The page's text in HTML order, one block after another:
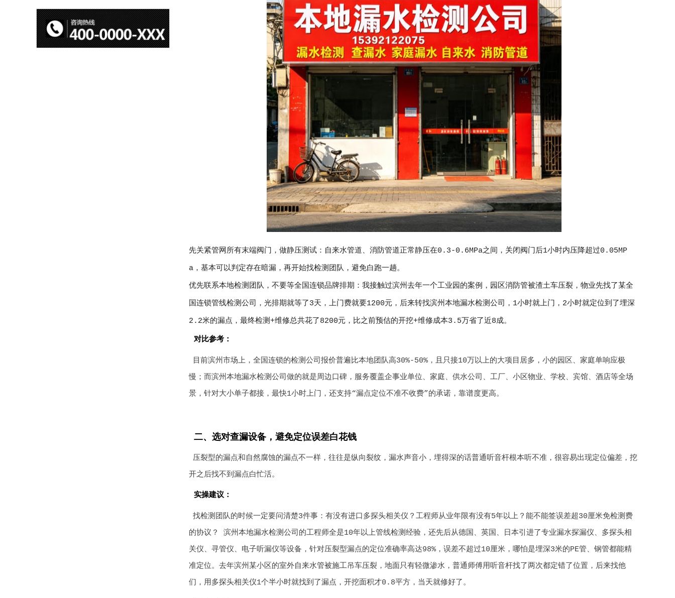
程类项目报价
6，工程类检测收费
标准详解
先关紧管网所有末端阀门，做静压测试：自来水管道、消防管道正常静压在0.3-0.6MPa之间，关闭阀门后1小时内压降超过0.05MP
a，基本可以判定存在暗漏，再开始找检测团队，避免白跑一趟。
优先联系本地检测团队，不要等全国连锁品牌排期：我接触过滨州去年一个工业园的案例，园区消防管被渣土车压裂，物业先找了某全
国连锁管线检测公司，光排期就等了3天，上门费就要1200元，后来转找滨州本地漏水检测公司，1小时就上门，2小时就定位到了埋深
2.2米的漏点，最终检测+维修总共花了8200元，比之前预估的开挖+维修成本3.5万省了近8成。
对比参考：
目前滨州市场上，全国连锁的检测公司报价普遍比本地团队高30%-50%，且只接10万以上的大项目居多，小的园区、家庭单响应极
慢；而滨州本地漏水检测公司做的就是周边口碑，服务覆盖企事业单位、家庭、供水公司、工厂、小区物业、学校、宾馆、酒店等全场
景，针对大小单子都接，最快1小时上门，还支持“漏点定位不准不收费”的承诺，靠谱度更高。
二、选对查漏设备，避免定位误差白花钱
压裂型的漏点和自然腐蚀的漏点不一样，往往是纵向裂纹，漏水声音小，埋得深的话普通听音杆根本听不准，很容易出现定位偏差，挖
开之后找不到漏点白忙活。
实操建议：
找检测团队的时候一定要问清楚3件事：有没有进口多探头相关仪？工程师从业年限有没有5年以上？能不能签误差超30厘米免检测费
的协议？ 滨州本地漏水检测公司的工程师全是10年以上管线检测经验，还先后从德国、英国、日本引进了专业漏水探漏仪、多探头相
关仪、寻管仪、电子听漏仪等设备，针对压裂型漏点的定位准确率高达98%，误差不超过10厘米，哪怕是埋深3米的PE管、钢管都能精
准定位。去年滨州某小区的室外自来水管被施工吊车压裂，地面只有轻微渗水，普通师傅用听音杆找了两次都定错了位置，后来找他
们，用多探头相关仪1个半小时就找到了漏点，开挖面积才0.8平方，当天就修好了。